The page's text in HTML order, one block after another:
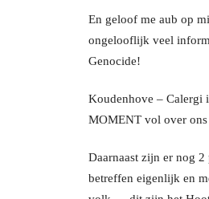
En geloof me aub op
ongelooflijk veel
Genocide!
Koudenhove – Calergi
MOMENT vol over ons
Daarnaast zijn er nog 2
betreffen eigenlijk en